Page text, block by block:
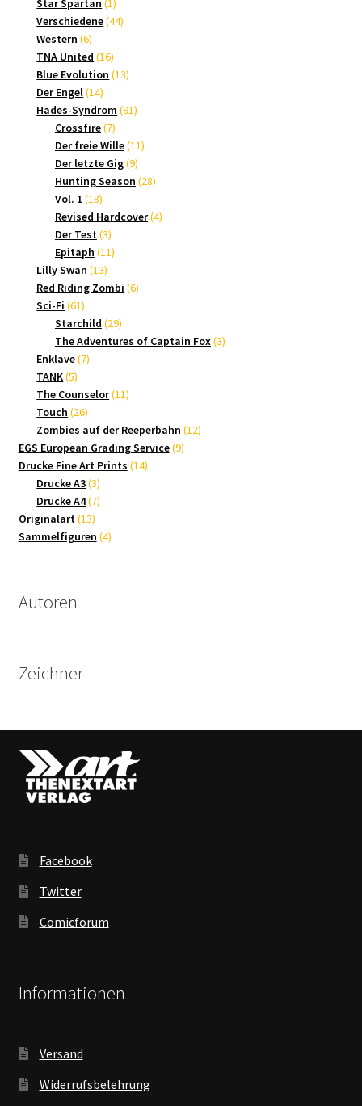
Star Spartan 1
Produkt
Verschiedene 4444
Western 66
Produkte
TNA United 1616
Produkte
Blue Evolution 1313
Der Engel 1414
Produkte
Hades-Syndrom 9191
Crossfire 77
Produkte
Der freie Wille 1111
Der letzte Gig 99
Produkte
Hunting Season 2828
Vol. 1 1818
Produkte
Revised Hardcover 44
Der Test 33
Produkte
Epitaph 1111
Lilly Swan 1313
Produkte
Red Riding Zombi 66
Sci-Fi 6161
Produkte
Starchild 2929
Produkte
The Adventures of Captain Fox 33
Enklave 77
TANK 55
Produkte
The Counselor 1111
Touch 2626
Produkte
Zombies auf der Reeperbahn 1212
EGS European Grading Service 99
Drucke Fine Art Prints 1414
Drucke A3 33
Produkte
Drucke A4 77
Originalart 1313
Produkte
Sammelfiguren 44
Autoren
Zeichner
Facebook
Twitter
Comicforum
Informationen
Versand
Widerrufsbelehrung